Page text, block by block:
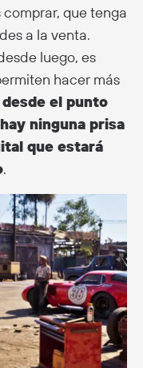
que tenga
a la venta.
luego, es
hacer más
el punto
ninguna prisa
que estará
.